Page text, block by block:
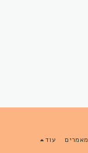
מאמרים עוד